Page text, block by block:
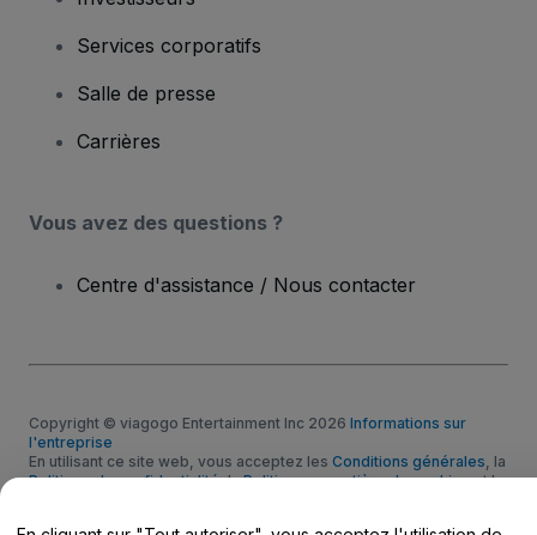
Services corporatifs
Salle de presse
Carrières
Vous avez des questions ?
Centre d'assistance / Nous contacter
Copyright © viagogo Entertainment Inc 2026 Informations sur
l'entreprise
En utilisant ce site web, vous acceptez les Conditions générales, la
Politique de confidentialité, laPolitique en matière de cookieset la